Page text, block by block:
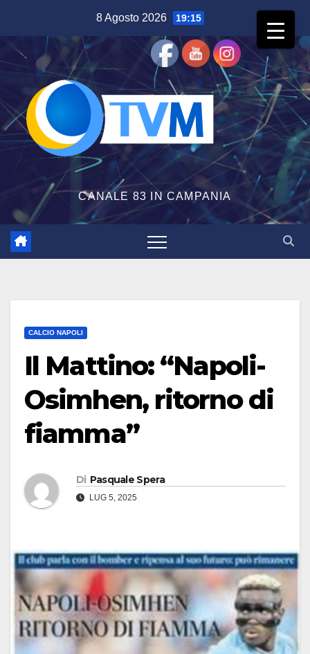
contenuto
8 Agosto 2026 19:15
CANALE 83 IN CAMPANIA
CALCIO NAPOLI
Il Mattino: “Napoli-
Osimhen, ritorno di
fiamma”
Di Pasquale Spera
LUG 5, 2025